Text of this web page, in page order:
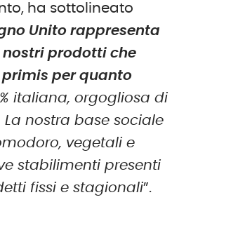
ha sottolineato
Unito rappresenta
prodotti che
per quanto
italiana, orgogliosa di
nostra base sociale
vegetali e
stabilimenti presenti
fissi e stagionali”.